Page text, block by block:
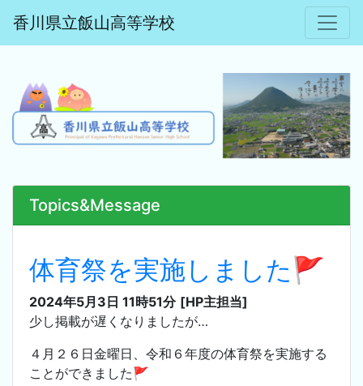
香川県立飯山高等学校
Topics&Message
体育祭を実施しました🚩
2024年5月3日 11時51分 [HP主担当]
少し掲載が遅くなりましたが…
４月２６日金曜日、令和６年度の体育祭を実施する
ことができました🚩